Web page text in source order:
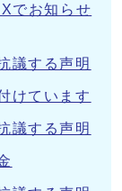
でお知らせ
議する声明
けています
議する声明